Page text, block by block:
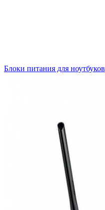
Блоки питания для ноутбуков